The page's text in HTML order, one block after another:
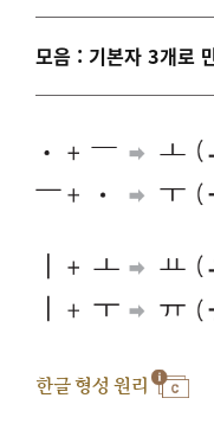
모음 : 기본자 3개로
한글 형성 원리